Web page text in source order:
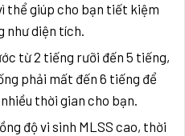
thể giúp cho bạn tiết kiệm
như diện tích.
từ 2 tiếng rưỡi đến 5 tiếng,
phải mất đến 6 tiếng để
thời gian cho bạn.
độ vi sinh MLSS cao, thời